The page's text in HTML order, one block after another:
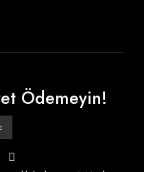
Ödemeyin!